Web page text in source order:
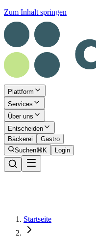
Zum Inhalt springen
Plattform
Services
Über uns
Entscheiden
Bäckerei
Gastro
Suchen⌘K Login
Startseite